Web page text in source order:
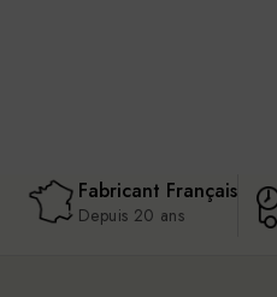
Fabricant Français
Depuis 20 ans